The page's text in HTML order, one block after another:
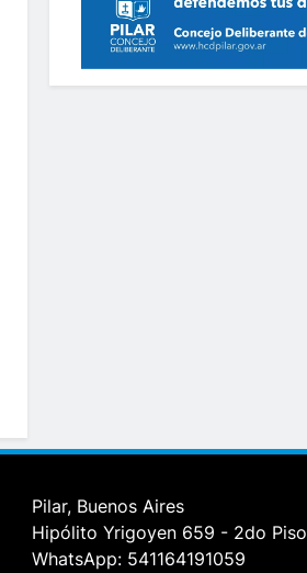
Pilar, Buenos Aires
Hipólito Yrigoyen 659 - 2do Piso
WhatsApp: 541164191059